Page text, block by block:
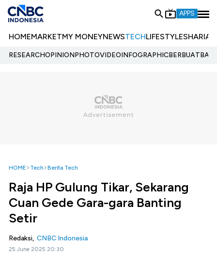
APPS
HOMEMARKETMY MONEYNEWSTECHLIFESTYLESHARIA
RESEARCHOPINIONPHOTOVIDEOINFOGRAPHIC
HOME Tech Berita Tech
Raja HP Gulung Tikar, Sekarang
Cuan Gede Gara-gara Banting
Setir
Redaksi, CNBC Indonesia
25 June 2025 20:30